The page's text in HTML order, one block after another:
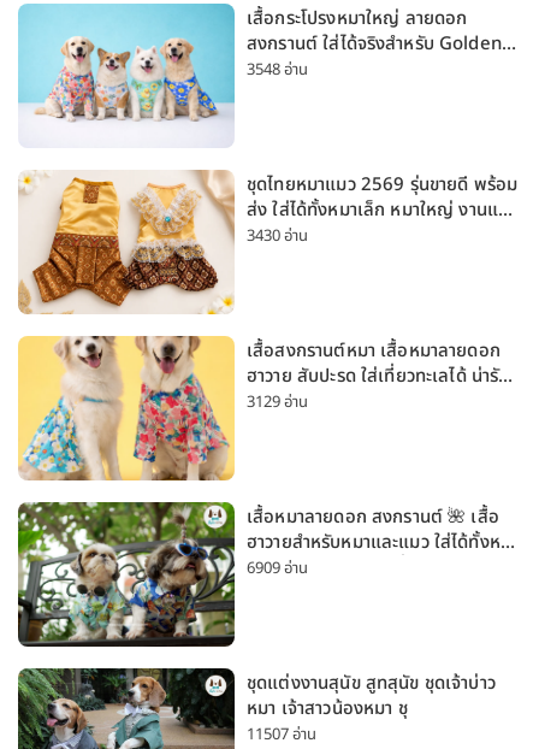
เสื้อกระโปรงหมาใหญ่ ลายดอก
สงกรานต์ ใส่ได้จริงสำหรับ Golden
Husky Labrador [อัปเดต 2026]
3548 อ่าน
ชุดไทยหมาแมว 2569 รุ่นขายดี พร้อม
ส่ง ใส่ได้ทั้งหมาเล็ก หมาใหญ่ งานแต่ง
สงกรานต์ ลอยกระทง
3430 อ่าน
เสื้อสงกรานต์หมา เสื้อหมาลายดอก
ฮาวาย สับปะรด ใส่เที่ยวทะเลได้ น่ารัก
ใส่ได้ทั้งหมาเล็กและหมาใหญ่
3129 อ่าน
เสื้อหมาลายดอก สงกรานต์ 🌺 เสื้อ
ฮาวายสำหรับหมาและแมว ใส่ได้ทั้งหมา
เล็กและหมาใหญ่ ใส่เที่ยวทะเลน่ารัก
6909 อ่าน
ชุดแต่งงานสุนัข สูทสุนัข ชุดเจ้าบ่าว
หมา เจ้าสาวน้องหมา ชุ
11507 อ่าน